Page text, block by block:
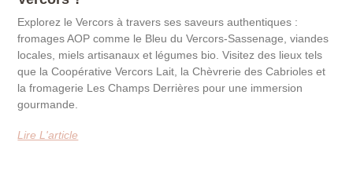
Explorez le Vercors à travers ses saveurs authentiques :
fromages AOP comme le Bleu du Vercors-Sassenage, viandes
locales, miels artisanaux et légumes bio. Visitez des lieux tels
que la Coopérative Vercors Lait, la Chèvrerie des Cabrioles et
la fromagerie Les Champs Derrières pour une immersion
gourmande.
Lire L'article